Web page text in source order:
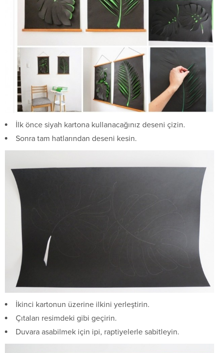
İlk önce siyah kartona kullanacağınız deseni çizin.
Sonra tam hatlarından deseni kesin.
İkinci kartonun üzerine ilkini yerleştirin.
Çıtaları resimdeki gibi geçirin.
Duvara asabilmek için ipi, raptiyelerle sabitleyin.